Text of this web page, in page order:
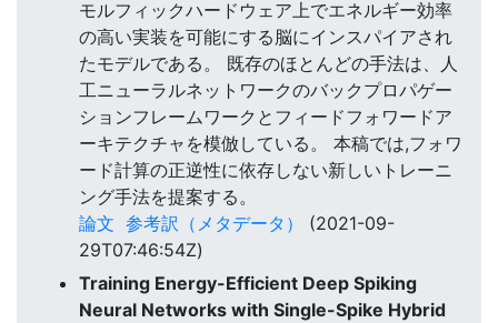
モルフィックハードウェア上でエネルギー効率
の高い実装を可能にする脳にインスパイアされ
たモデルである。 既存のほとんどの手法は、人
工ニューラルネットワークのバックプロパゲー
ションフレームワークとフィードフォワードア
ーキテクチャを模倣している。 本稿では,フォワ
ード計算の正逆性に依存しない新しいトレーニ
ング手法を提案する。
論文 参考訳（メタデータ）
(2021-09-
29T07:46:54Z)
Training Energy-Efficient Deep Spiking
Neural Networks with Single-Spike Hybrid